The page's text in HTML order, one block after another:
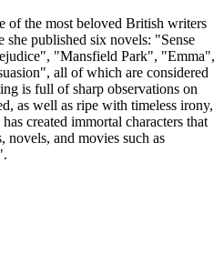
of the most beloved British writers
published six novels: "Sense
"Mansfield Park", "Emma",
all of which are considered
is full of sharp observations on
as well as ripe with timeless irony,
created immortal characters that
novels, and movies such as